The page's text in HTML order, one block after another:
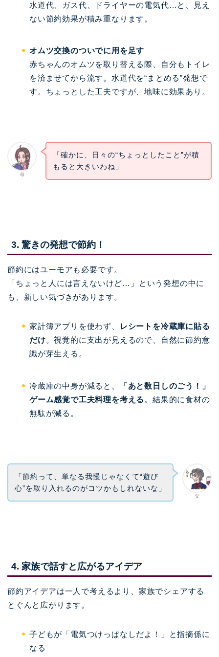
水道代、ガス代、ドライヤーの電気代…と、見え
ない節約効果が積み重なります。
オムツ交換のついでに用を足す
赤ちゃんのオムツを取り替える際、自分もトイレ
を済ませてから流す。水道代を“まとめる”発想で
す。ちょっとした工夫ですが、地味に効果あり。
母
「確かに、日々の“ちょっとしたこと”が積
もると大きいわね」
3. 驚きの発想で節約！
節約にはユーモアも必要です。
「ちょっと人には言えないけど…」という発想の中に
も、新しい気づきがあります。
家計簿アプリを使わず、
レシートを冷蔵庫に貼る
だけ。視覚的に支出が見えるので、自然に節約意
識が芽生える。
冷蔵庫の中身が減ると、
「あと数日しのごう！」
ゲーム感覚で工夫料理を考える 。結果的に食材の
無駄が減る。
父
「節約って、単なる我慢じゃなくて“遊び
心”を取り入れるのがコツかもしれないな」
4. 家族で話すと広がるアイデア
節約アイデアは一人で考えるより、家族でシェアする
とぐんと広がります。
子どもが「電気つけっぱなしだよ！」と指摘係に
なる